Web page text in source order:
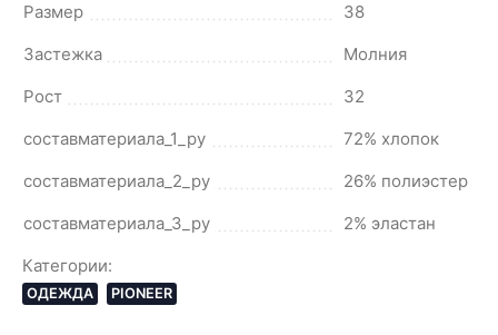
Размер
38
Застежка
Молния
Рост
32
составматериала_1_ру
72% хлопок
составматериала_2_ру
26% полиэстер
составматериала_3_ру
2% эластан
Категории:
ОДЕЖДА PIONEER